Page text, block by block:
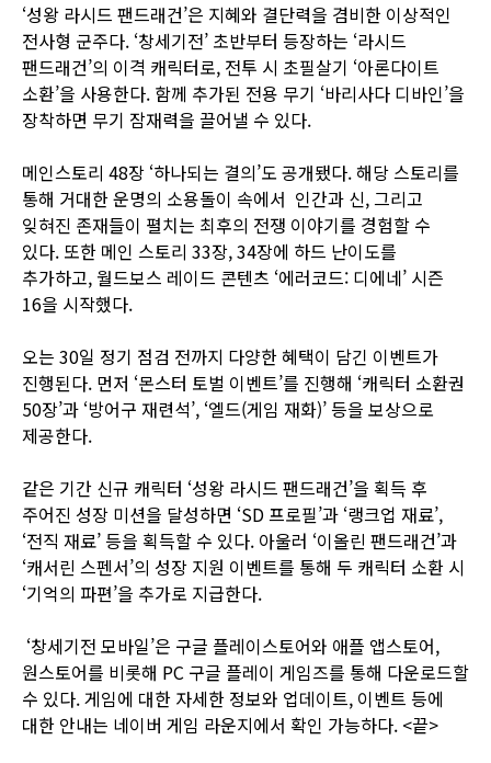
‘성왕 라시드 팬드래건’은 지혜와 결단력을 겸비한 이상적인
전사형 군주다. ‘창세기전’ 초반부터 등장하는 ‘라시드
팬드래건’의 이격 캐릭터로, 전투 시 초필살기 ‘아론다이트
소환’을 사용한다. 함께 추가된 전용 무기 ‘바리사다 디바인’을
장착하면 무기 잠재력을 끌어낼 수 있다.
메인스토리 48장 ‘하나되는 결의’도 공개됐다. 해당 스토리를
통해 거대한 운명의 소용돌이 속에서 인간과 신, 그리고
잊혀진 존재들이 펼치는 최후의 전쟁 이야기를 경험할 수
있다. 또한 메인 스토리 33장, 34장에 하드 난이도를
추가하고, 월드보스 레이드 콘텐츠 ‘에러코드: 디에네’ 시즌
16을 시작했다.
오는 30일 정기 점검 전까지 다양한 혜택이 담긴 이벤트가
진행된다. 먼저 ‘몬스터 토벌 이벤트’를 진행해 ‘캐릭터 소환권
50장’과 ‘방어구 재련석’, ‘엘드(게임 재화)’ 등을 보상으로
제공한다.
같은 기간 신규 캐릭터 ‘성왕 라시드 팬드래건’을 획득 후
주어진 성장 미션을 달성하면 ‘SD 프로필’과 ‘랭크업 재료’,
‘전직 재료’ 등을 획득할 수 있다. 아울러 ‘이올린 팬드래건’과
‘캐서린 스펜서’의 성장 지원 이벤트를 통해 두 캐릭터 소환 시
‘기억의 파편’을 추가로 지급한다.
‘창세기전 모바일’은 구글 플레이스토어와 애플 앱스토어,
원스토어를 비롯해 PC 구글 플레이 게임즈를 통해 다운로드할
수 있다. 게임에 대한 자세한 정보와 업데이트, 이벤트 등에
대한 안내는 네이버 게임 라운지에서 확인 가능하다. <끝>